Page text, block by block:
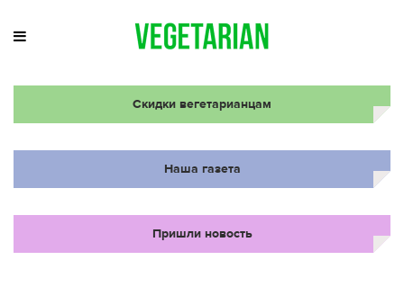
Скидки вегетарианцам
Наша газета
Пришли новость